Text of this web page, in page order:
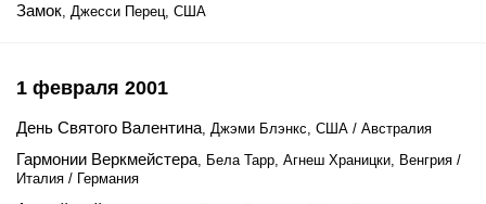
Замок, Джесси Перец, США
1 февраля 2001
День Святого Валентина, Джэми Блэнкс, США / Австралия
Гармонии Веркмейстера, Бела Тарр, Агнеш Храницки, Венгрия /
Италия / Германия